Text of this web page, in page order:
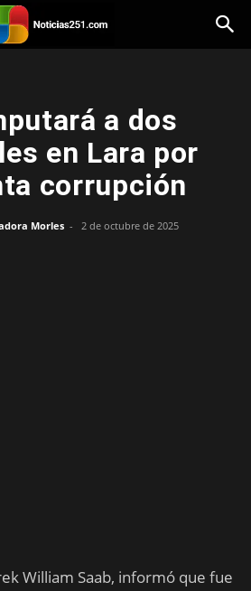
a dos
en Lara por
corrupción
Morles - 2 de octubre de 2025
William Saab, informó que fue